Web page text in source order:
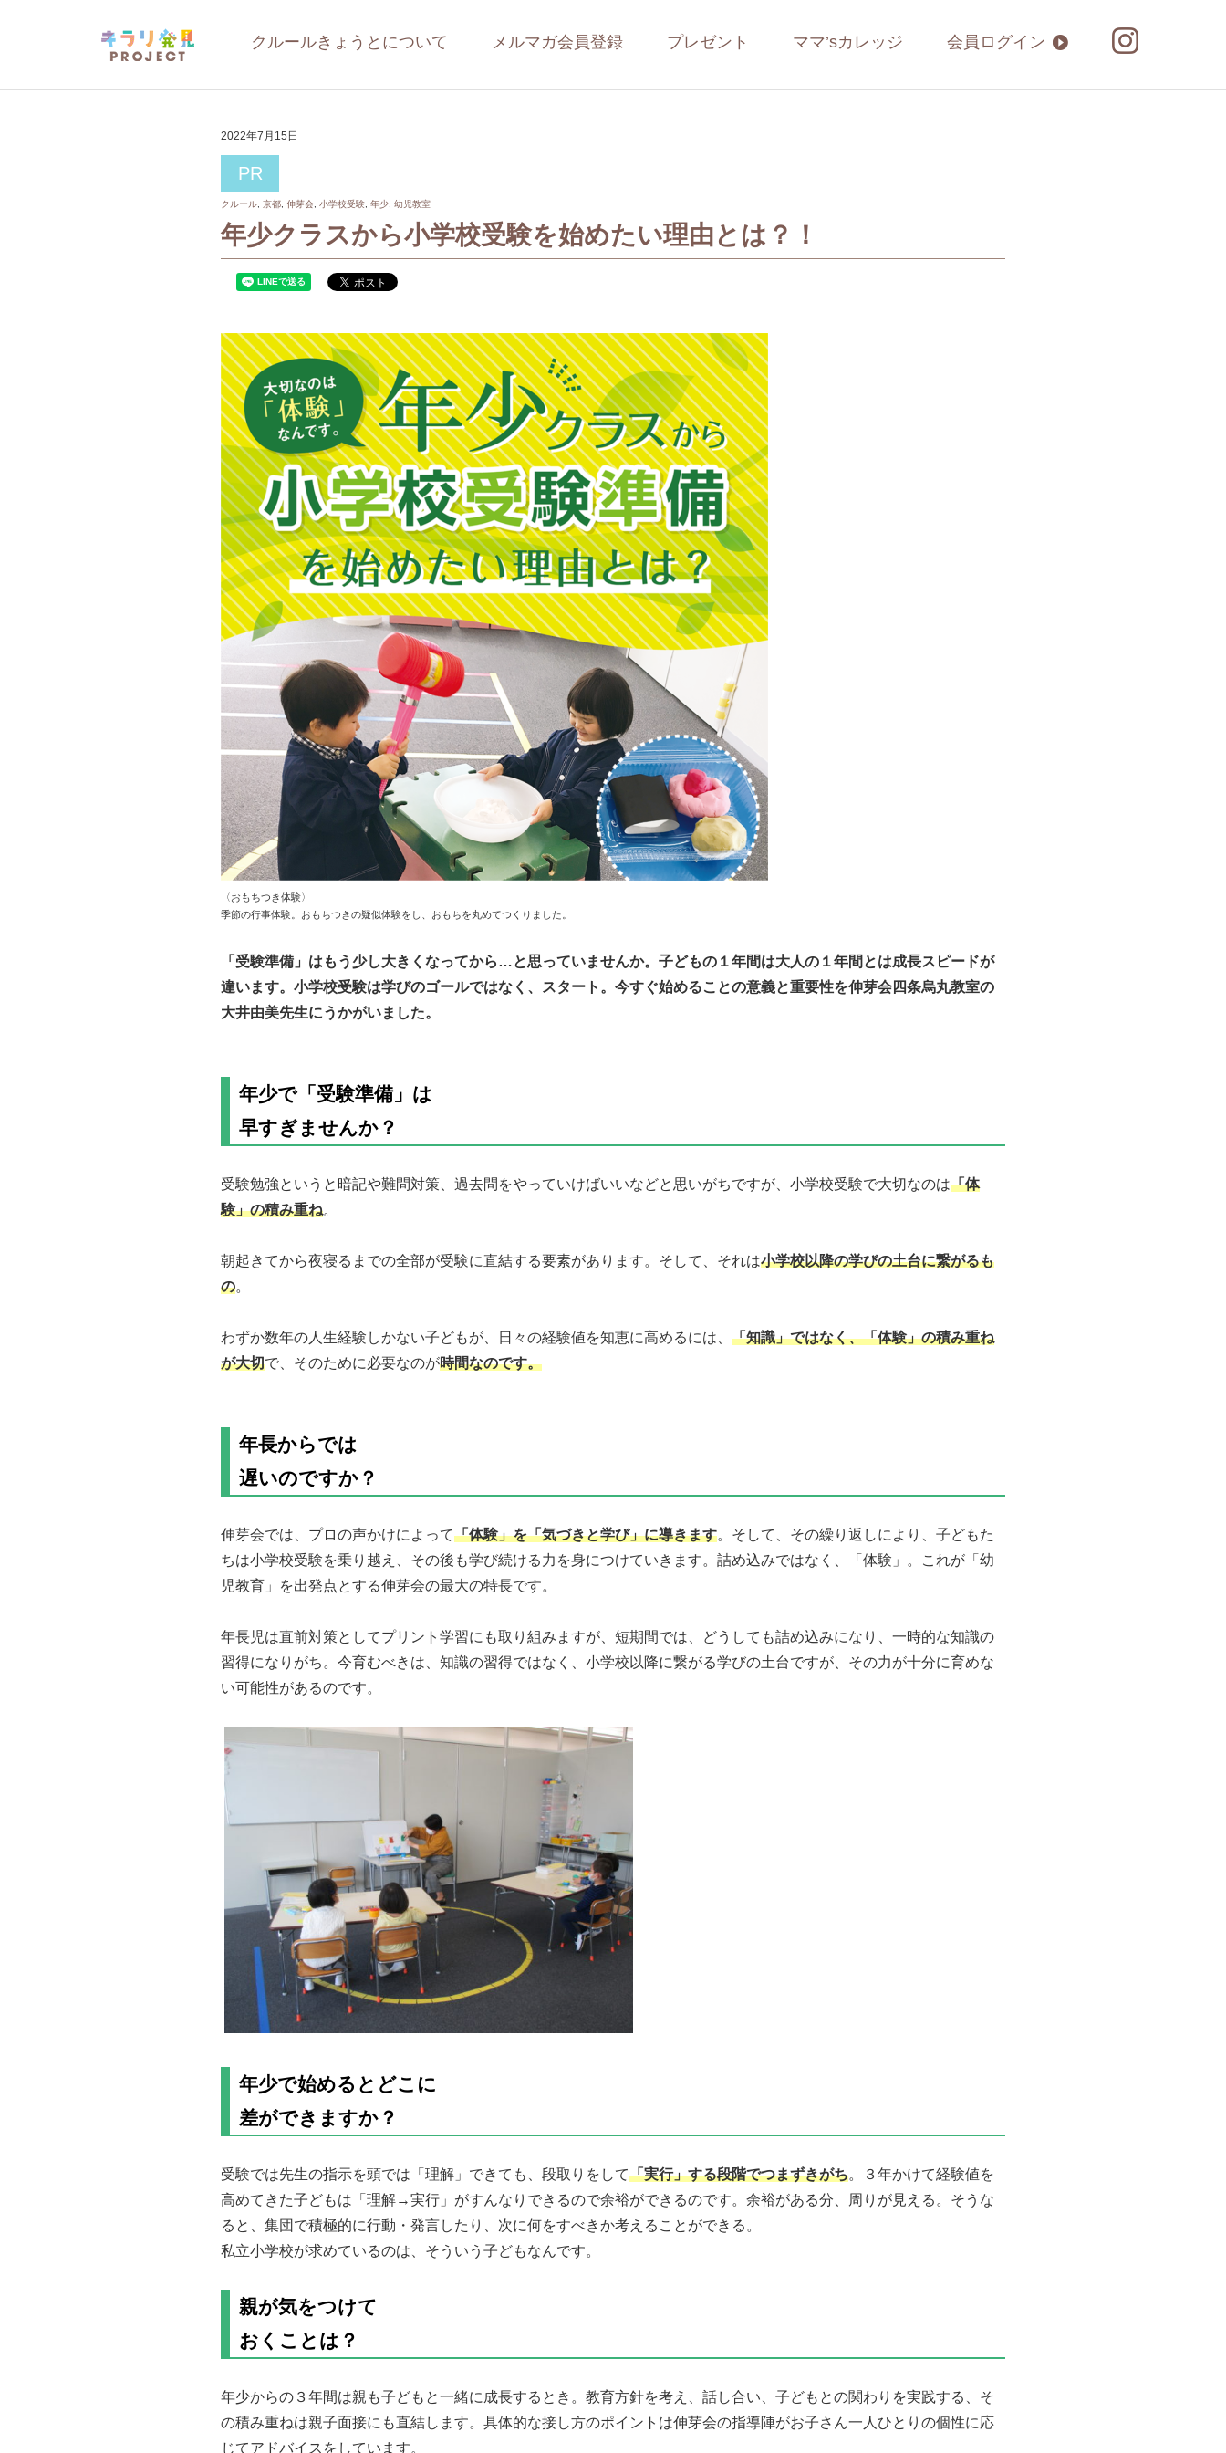
クルールきょうとについて メルマガ会員登録 プレゼント ママ’sカレッジ 会員ログイン
2022年7月15日
PR
クルール 京都 伸芽会 小学校受験 年少 幼児教室
年少クラスから小学校受験を始めたい理由とは？！
〈おもちつき体験〉
季節の行事体験。おもちつきの疑似体験をし、おもちを丸めてつくりました。
「受験準備」はもう少し大きくなってから…と思っていませんか。子どもの１年間は大人の１年間とは成長スピードが
違います。小学校受験は学びのゴールではなく、スタート。今すぐ始めることの意義と重要性を伸芽会四条烏丸教室の
大井由美先生にうかがいました。
年少で「受験準備」は
早すぎませんか？
受験勉強というと暗記や難問対策、過去問をやっていけばいいなどと思いがちですが、小学校受験で大切なのは「体
験」の積み重ね。
朝起きてから夜寝るまでの全部が受験に直結する要素があります。そして、それは小学校以降の学びの土台に繋がるも
の。
わずか数年の人生経験しかない子どもが、日々の経験値を知恵に高めるには、 「知識」ではなく、「体験」の積み重ね
が大切で、そのために必要なのが時間なのです。
年長からでは
遅いのですか？
伸芽会では、プロの声かけによって「体験」を「気づきと学び」に導きます。そして、その繰り返しにより、子どもた
ちは小学校受験を乗り越え、その後も学び続ける力を身につけていきます。詰め込みではなく、「体験」。これが「幼
児教育」を出発点とする伸芽会の最大の特長です。
年長児は直前対策としてプリント学習にも取り組みますが、短期間では、どうしても詰め込みになり、一時的な知識の
習得になりがち。今育むべきは、知識の習得ではなく、小学校以降に繋がる学びの土台ですが、その力が十分に育めな
い可能性があるのです。
年少で始めるとどこに
差ができますか？
受験では先生の指示を頭では「理解」できても、段取りをして「実行」する段階でつまずきがち。３年かけて経験値を
高めてきた子どもは「理解→実行」がすんなりできるので余裕ができるのです。余裕がある分、周りが見える。そうな
ると、集団で積極的に行動・発言したり、次に何をすべきか考えることができる。
私立小学校が求めているのは、そういう子どもなんです。
親が気をつけて
おくことは？
年少からの３年間は親も子どもと一緒に成長するとき。教育方針を考え、話し合い、子どもとの関わりを実践する、そ
の積み重ねは親子面接にも直結します。具体的な接し方のポイントは伸芽会の指導陣がお子さん一人ひとりの個性に応
じてアドバイスをしています。